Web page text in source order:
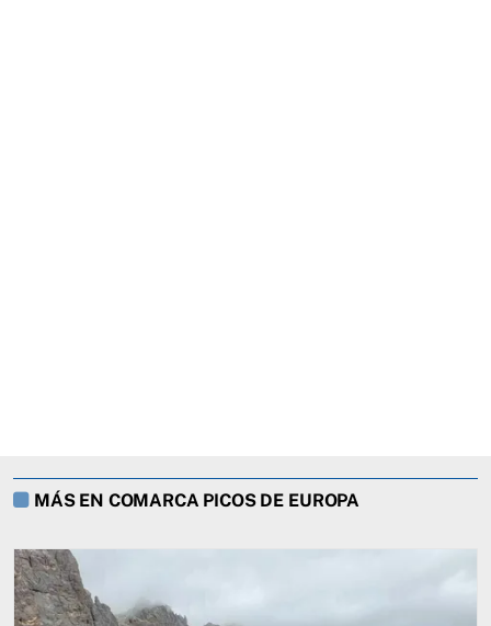
MÁS EN COMARCA PICOS DE EUROPA